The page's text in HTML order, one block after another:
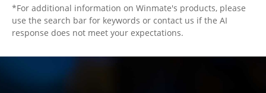
*For additional information on Winmate's products, please
use the search bar for keywords or contact us if the AI
response does not meet your expectations.